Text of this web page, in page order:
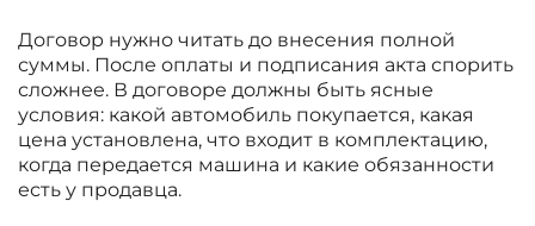
Договор нужно читать до внесения полной
суммы. После оплаты и подписания акта спорить
сложнее. В договоре должны быть ясные
условия: какой автомобиль покупается, какая
цена установлена, что входит в комплектацию,
когда передается машина и какие обязанности
есть у продавца.